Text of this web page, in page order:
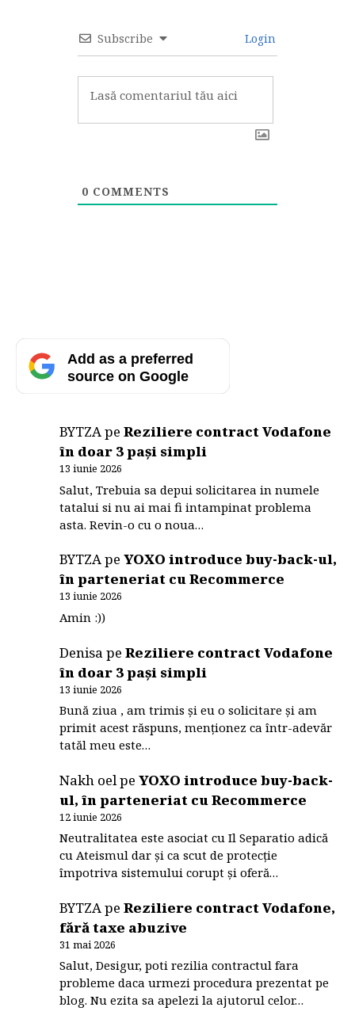
Subscribe Login
0 COMMENTS
Add as a preferred
source on Google
BYTZApeReziliere contract Vodafone
în doar 3 pași simpli
13 iunie 2026
Salut, Trebuia sa depui solicitarea in numele
tatalui si nu ai mai fi intampinat problema
asta. Revin-o cu o noua…
BYTZApeYOXO introduce buy-back-ul,
în parteneriat cu Recommerce
13 iunie 2026
Amin :))
Denisa peReziliere contract Vodafone
în doar 3 pași simpli
13 iunie 2026
Bună ziua , am trimis și eu o solicitare și am
primit acest răspuns, menționez ca într-adevăr
tatăl meu este…
Nakh oelpeYOXO introduce buy-back-
ul, în parteneriat cu Recommerce
12 iunie 2026
Neutralitatea este asociat cu Il Separatio adică
cu Ateismul dar și ca scut de protecție
împotriva sistemului corupt și oferă…
BYTZApeReziliere contract Vodafone,
fără taxe abuzive
31 mai 2026
Salut, Desigur, poti rezilia contractul fara
probleme daca urmezi procedura prezentat pe
blog. Nu ezita sa apelezi la ajutorul celor…